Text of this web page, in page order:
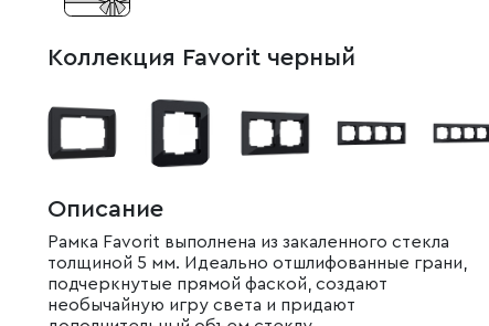
Коллекция Favorit черный
Описание
Рамка Favorit выполнена из закаленного стекла
толщиной 5 мм. Идеально отшлифованные грани,
подчеркнутые прямой фаской, создают
необычайную игру света и придают